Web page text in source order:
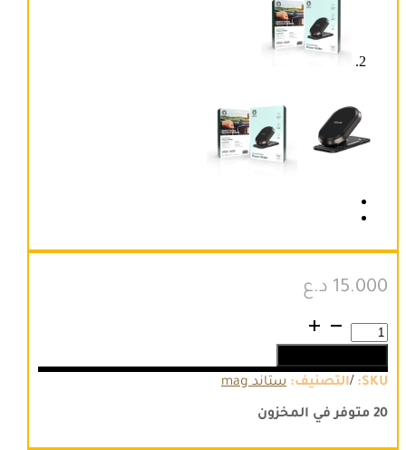
15.000 د.ع
كمية
Green
DashMate
Holder
SKU:
/التصنيف: ستاند mag
20 متوفر في المخزون